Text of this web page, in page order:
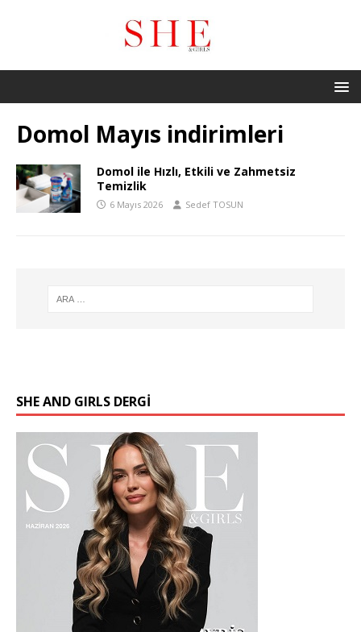
Domol Mayıs indirimleri
Domol ile Hızlı, Etkili ve Zahmetsiz
Temizlik
6 Mayıs 2026 Sedef TOSUN
SHE AND GIRLS DERGİ